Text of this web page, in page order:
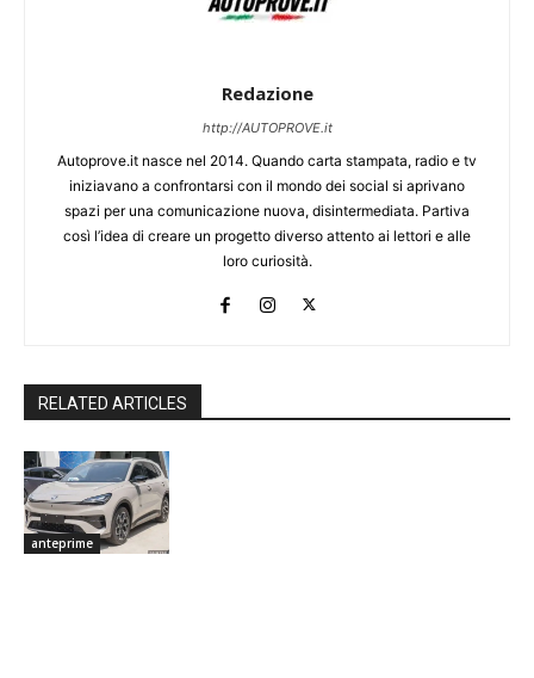
Redazione
http://AUTOPROVE.it
Autoprove.it nasce nel 2014. Quando carta stampata, radio e tv
iniziavano a confrontarsi con il mondo dei social si aprivano
spazi per una comunicazione nuova, disintermediata. Partiva
così l’idea di creare un progetto diverso attento ai lettori e alle
loro curiosità.
RELATED ARTICLES
anteprime